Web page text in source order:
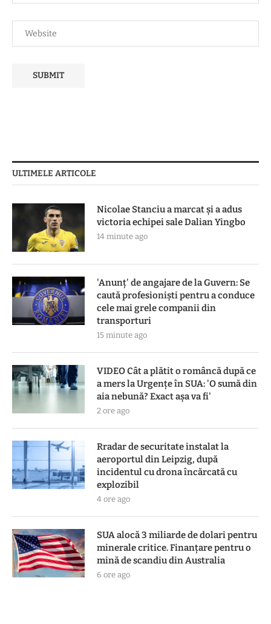
ULTIMELE ARTICOLE
Nicolae Stanciu a marcat și a adus
victoria echipei sale Dalian Yingbo
14 minute ago
'Anunț' de angajare de la Guvern: Se
caută profesioniști pentru a conduce
cele mai grele companii din
transporturi
15 minute ago
VIDEO Cât a plătit o româncă după ce
a mers la Urgențe în SUA: 'O sumă din
aia nebună? Exact așa va fi'
2 ore ago
Rradar de securitate instalat la
aeroportul din Leipzig, după
incidentul cu drona încărcată cu
explozibil
4 ore ago
SUA alocă 3 miliarde de dolari pentru
minerale critice. Finanțare pentru o
mină de scandiu din Australia
6 ore ago